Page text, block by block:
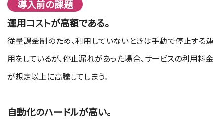
導入前の課題
運用コストが高額である。
従量課金制のため、利用していないときは手動で停止する運
用をしているが、停止漏れがあった場合、サービスの利用料金
が想定以上に高騰してしまう。
自動化のハードルが高い。